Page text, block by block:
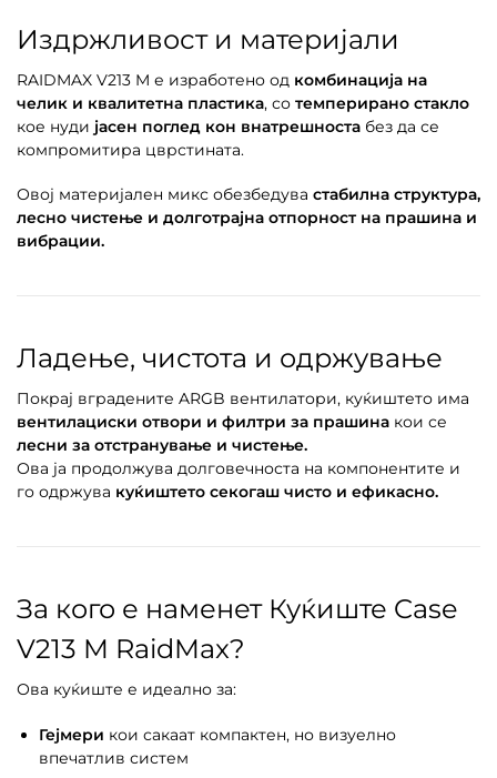
Издржливост и материјали
RAIDMAX V213 M е изработено од комбинација на
челик и квалитетна пластика, со темперирано стакло
кое нуди јасен поглед кон внатрешноста без да се
компромитира цврстината.
Овој материјален микс обезбедува стабилна структура,
лесно чистење и долготрајна отпорност на прашина и
вибрации.
Ладење, чистота и одржување
Покрај вградените ARGB вентилатори, куќиштето има
вентилациски отвори и филтри за прашина кои се
лесни за отстранување и чистење.
Ова ја продолжува долговечноста на компонентите и
го одржува куќиштето секогаш чисто и ефикасно.
За кого е наменет Куќиште Case
V213 M RaidMax?
Ова куќиште е идеално за:
Гејмери кои сакаат компактен, но визуелно
впечатлив систем